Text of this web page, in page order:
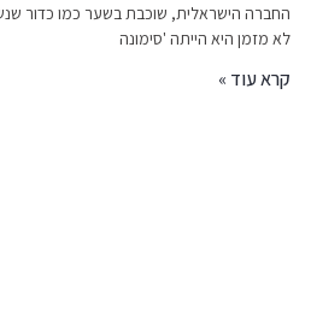
החברה הישראלית, שוכבת בשער כמו כדור
לא מזמן היא הייתה 'סימונה
קרא עוד »